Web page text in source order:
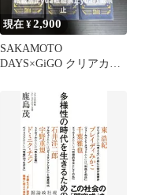
現在 ¥2,900
SAKAMOTO
DAYS×GiGO クリアカー
ラ 62枚